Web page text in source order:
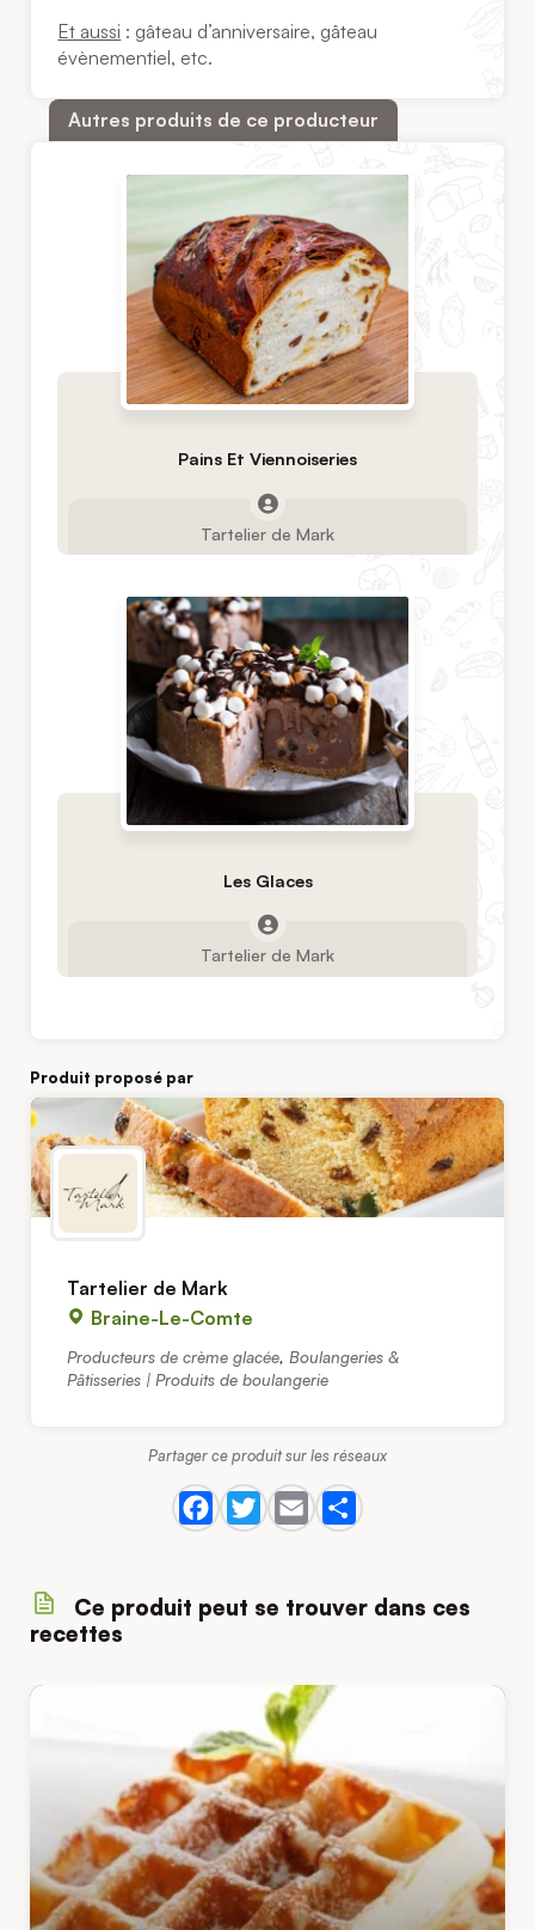
Et aussi : gâteau d’anniversaire, gâteau
évènementiel, etc.
Autres produits de ce producteur
Pains Et Viennoiseries
Tartelier de Mark
Les Glaces
Tartelier de Mark
Produit proposé par
Tartelier de Mark
Braine-Le-Comte
Producteurs de crème glacée, Boulangeries &
Pâtisseries | Produits de boulangerie
Partager ce produit sur les réseaux
Ce produit peut se trouver dans ces
recettes